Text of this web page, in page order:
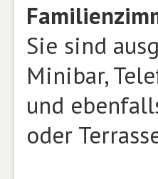
Sie sind
Minibar,
und
oder